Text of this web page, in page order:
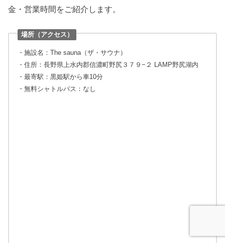
金・営業時間をご紹介します。
場所（アクセス）
・施設名：The sauna（ザ・サウナ）
・住所：長野県上水内郡信濃町野尻３７９−２ LAMP野尻湖内
・最寄駅：黒姫駅から車10分
・無料シャトルバス：なし